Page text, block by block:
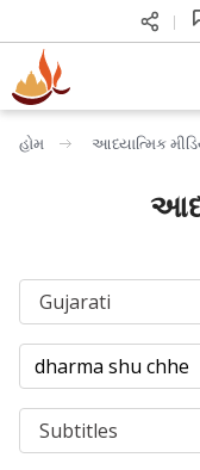
હોમ આધ્યાત્મિક